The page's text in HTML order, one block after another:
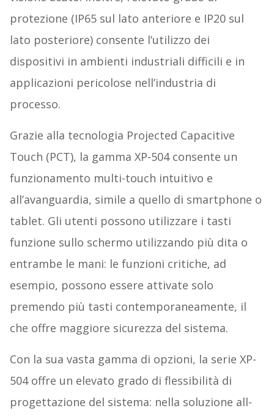
protezione (IP65 sul lato anteriore e IP20 sul
lato posteriore) consente l’utilizzo dei
dispositivi in ambienti industriali difficili e in
applicazioni pericolose nell’industria di
processo.
Grazie alla tecnologia Projected Capacitive
Touch (PCT), la gamma XP-504 consente un
funzionamento multi-touch intuitivo e
all’avanguardia, simile a quello di smartphone o
tablet. Gli utenti possono utilizzare i tasti
funzione sullo schermo utilizzando più dita o
entrambe le mani: le funzioni critiche, ad
esempio, possono essere attivate solo
premendo più tasti contemporaneamente, il
che offre maggiore sicurezza del sistema.
Con la sua vasta gamma di opzioni, la serie XP-
504 offre un elevato grado di flessibilità di
progettazione del sistema: nella soluzione all-